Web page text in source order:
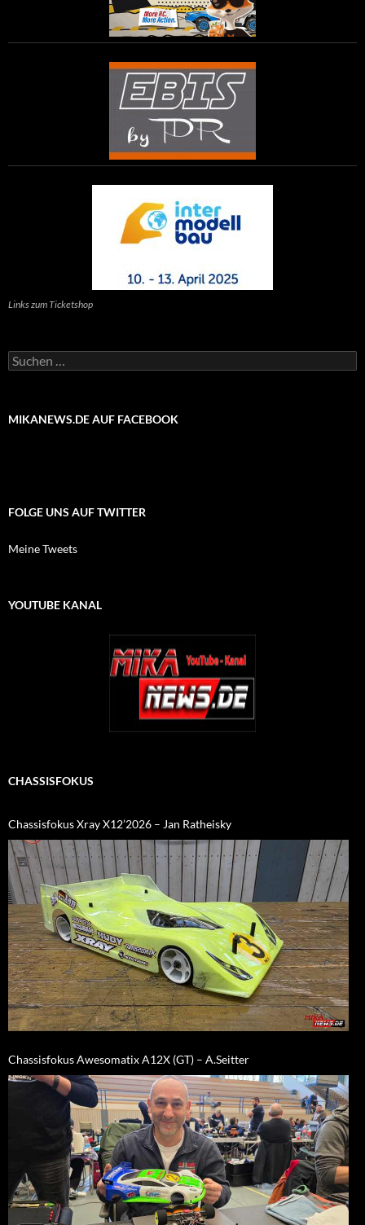
Links zum Ticketshop
Suchen
nach:
MIKANEWS.DE AUF FACEBOOK
FOLGE UNS AUF TWITTER
Meine Tweets
YOUTUBE KANAL
CHASSISFOKUS
Chassisfokus Xray X12’2026 – Jan Ratheisky
Chassisfokus Awesomatix A12X (GT) – A.Seitter